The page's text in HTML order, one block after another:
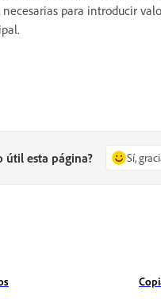
para introducir
útil esta página? Sí,